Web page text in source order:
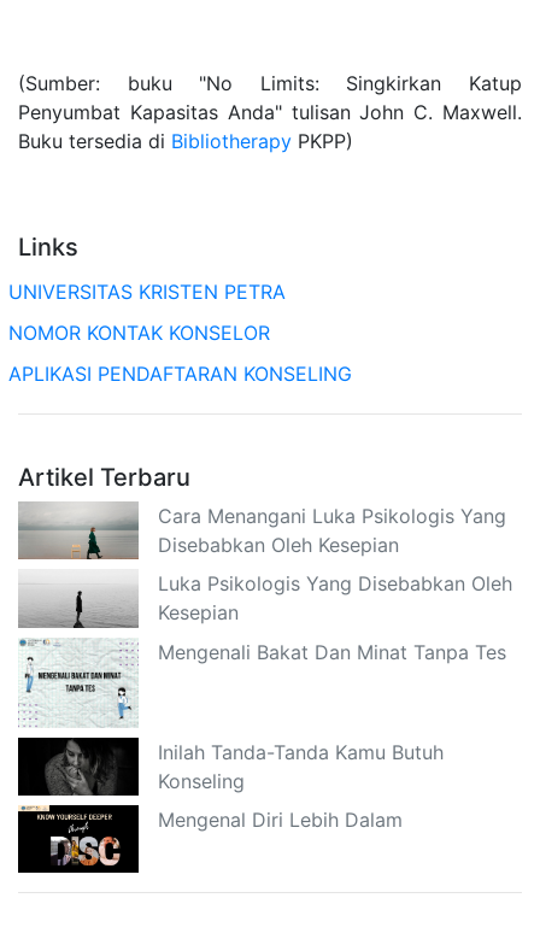
(Sumber: buku "No Limits: Singkirkan Katup
Penyumbat Kapasitas Anda" tulisan John C. Maxwell.
Buku tersedia di Bibliotherapy PKPP)
Links
UNIVERSITAS KRISTEN PETRA
NOMOR KONTAK KONSELOR
APLIKASI PENDAFTARAN KONSELING
Artikel Terbaru
Cara Menangani Luka Psikologis Yang
Disebabkan Oleh Kesepian
Luka Psikologis Yang Disebabkan Oleh
Kesepian
Mengenali Bakat Dan Minat Tanpa Tes
Inilah Tanda-Tanda Kamu Butuh
Konseling
Mengenal Diri Lebih Dalam